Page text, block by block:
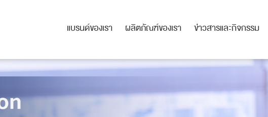
แบรนด์ของเรา
ผลิตภัณฑ์ของเรา
ข่าวสารและกิจกรรม